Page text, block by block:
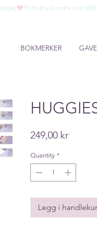
BOKMERKER
249,00 krPrice
Quantity *
Legg i